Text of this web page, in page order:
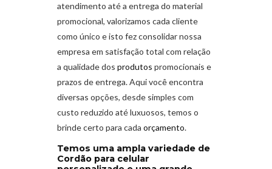
atendimento até a entrega do material
promocional, valorizamos cada cliente
como único e isto fez consolidar nossa
empresa em satisfação total com relação
a qualidade dos produtos promocionais e
prazos de entrega. Aqui você encontra
diversas opções, desde simples com
custo reduzido até luxuosos, temos o
brinde certo para cada orçamento.
Temos uma ampla variedade de
Cordão para celular